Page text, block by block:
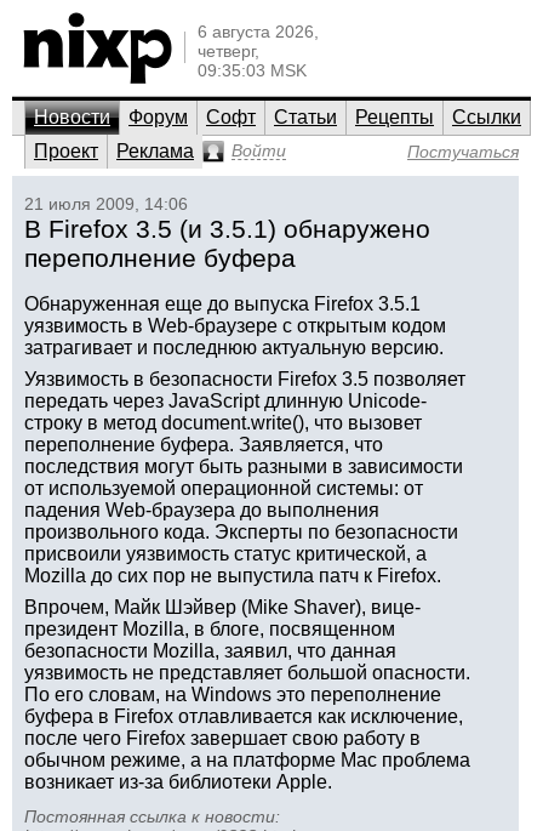
6 августа 2026,
четверг,
09:35:03 MSK
Новости Форум Софт Статьи Рецепты
Ссылки
Проект
Реклама Войти Постучаться
21 июля 2009, 14:06
В Firefox 3.5 (и 3.5.1) обнаружено
переполнение буфера
Обнаруженная еще до выпуска Firefox 3.5.1
уязвимость в Web-браузере с открытым кодом
затрагивает и последнюю актуальную версию.
Уязвимость в безопасности Firefox 3.5 позволяет
передать через JavaScript длинную Unicode-
строку в метод document.write(), что вызовет
переполнение буфера. Заявляется, что
последствия могут быть разными в зависимости
от используемой операционной системы: от
падения Web-браузера до выполнения
произвольного кода. Эксперты по безопасности
присвоили уязвимость статус критической, а
Mozilla до сих пор не выпустила патч к Firefox.
Впрочем, Майк Шэйвер (Mike Shaver), вице-
президент Mozilla, в блоге, посвященном
безопасности Mozilla, заявил, что данная
уязвимость не представляет большой опасности.
По его словам, на Windows это переполнение
буфера в Firefox отлавливается как исключение,
после чего Firefox завершает свою работу в
обычном режиме, а на платформе Mac проблема
возникает из-за библиотеки Apple.
Постоянная ссылка к новости: